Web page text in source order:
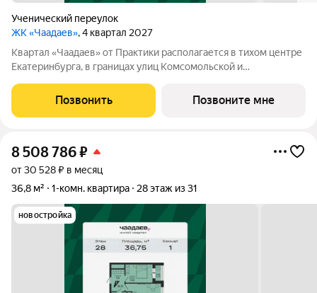
Ученический переулок
ЖК «Чаадаев», 4 квартал 2027
Квартал «Чаадаев» от Практики располагается в тихом центре
Екатеринбурга, в границах улиц Комсомольской и
предлагая резидентам тишину в центре города.В шаговой
доступности ведущие вузы, театры,
Позвонить Позвоните мне
8 508 786₽
от 30 528 ₽ в месяц
36,8 м²
1-комн. квартира 28 этаж из 31
новостройка